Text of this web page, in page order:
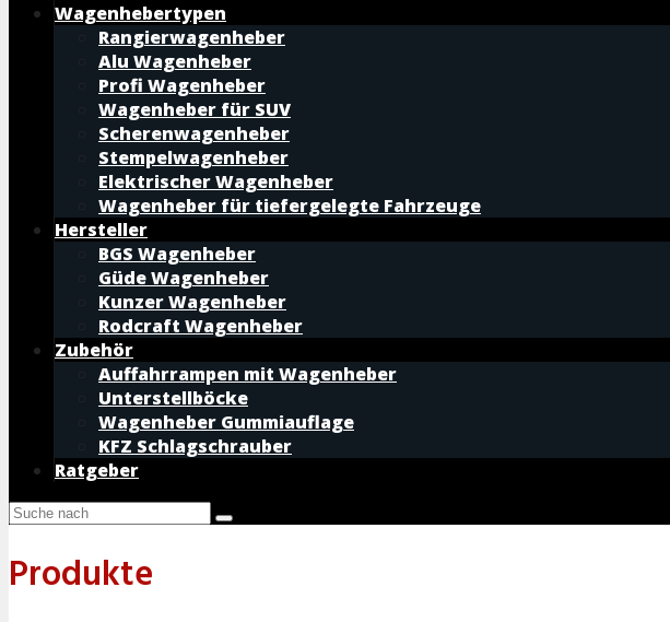
Wagenhebertypen
Rangierwagenheber
Alu Wagenheber
Profi Wagenheber
Wagenheber für SUV
Scherenwagenheber
Stempelwagenheber
Elektrischer Wagenheber
Wagenheber für tiefergelegte Fahrzeuge
Hersteller
BGS Wagenheber
Güde Wagenheber
Kunzer Wagenheber
Rodcraft Wagenheber
Zubehör
Auffahrrampen mit Wagenheber
Unterstellböcke
Wagenheber Gummiauflage
KFZ Schlagschrauber
Ratgeber
Produkte